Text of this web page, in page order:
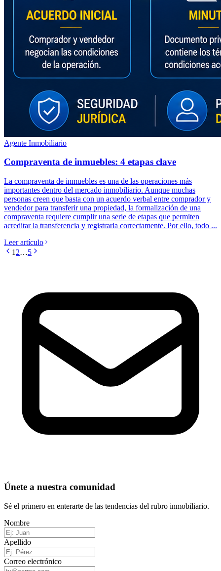
Agente Inmobiliario
Compraventa de inmuebles: 4 etapas clave
La compraventa de inmuebles es una de las operaciones más
importantes dentro del mercado inmobiliario. Aunque muchas
personas creen que basta con un acuerdo verbal entre comprador y
vendedor para transferir una propiedad, la formalización de una
compraventa requiere cumplir una serie de etapas que permiten
acreditar la transferencia y registrarla correctamente. Por ello, todo ...
Leer artículo
1 2…5
Únete a nuestra comunidad
Sé el primero en enterarte de las tendencias del rubro inmobiliario.
Nombre
Apellido
Correo electrónico